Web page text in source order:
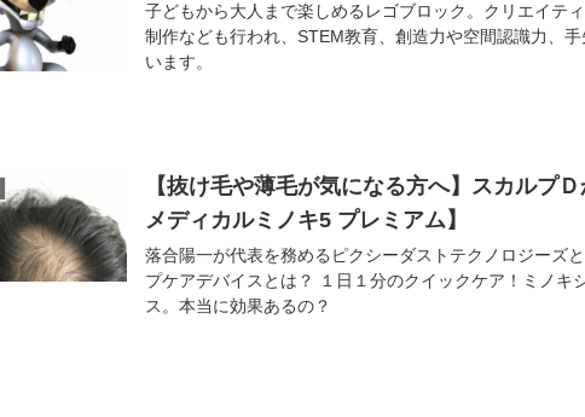
子どもから大人まで楽しめるレゴブロック。クリエイテ
制作なども行われ、STEM教育、創造力や空間認識力、
います。
【抜け毛や薄毛が気になる方へ】スカルプ
メディカルミノキ5 プレミアム】
落合陽一が代表を務めるピクシーダストテクノロジーズ
プケアデバイスとは？ １日１分のクイックケア！ミノ
ス。本当に効果あるの？